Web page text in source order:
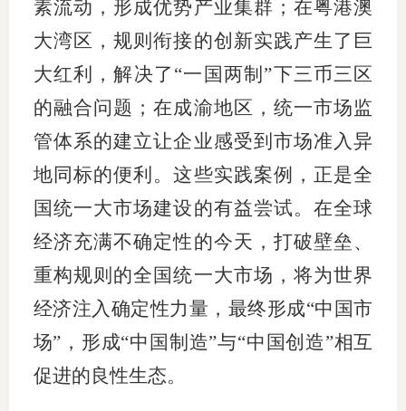
协会治
协会公
乡村振
联系我
素流动，形成优势产业集群；在粤港澳
大湾区，规则衔接的创新实践产生了巨
大红利，解决了“一国两制”下三币三区
的融合问题；在成渝地区，统一市场监
管体系的建立让企业感受到市场准入异
地同标的便利。这些实践案例，正是全
国统一大市场建设的有益尝试。在全球
经济充满不确定性的今天，打破壁垒、
重构规则的全国统一大市场，将为世界
经济注入确定性力量，最终形成“中国市
场”，形成“中国制造”与“中国创造”相互
促进的良性生态。